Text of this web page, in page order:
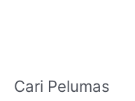
Cari Pelumas